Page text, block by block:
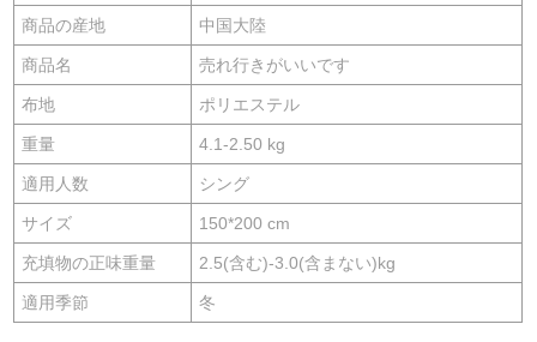
商品の産地 中国大陸
商品名 売れ行きがいいです
布地 ポリエステル
重量 4.1-2.50 kg
適用人数 シング
サイズ 150*200 cm
充填物の正味重量 2.5(含む)-3.0(含まない)kg
適用季節 冬